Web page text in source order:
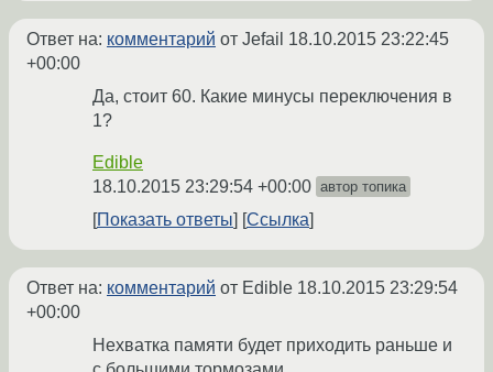
Ответ на: комментарий от Jefail 18.10.2015 23:22:45
+00:00
Да, стоит 60. Какие минусы переключения в
1?
Edible
18.10.2015 23:29:54 +00:00 автор топика
Показать ответы Ссылка
Ответ на: комментарий от Edible 18.10.2015 23:29:54
+00:00
Нехватка памяти будет приходить раньше и